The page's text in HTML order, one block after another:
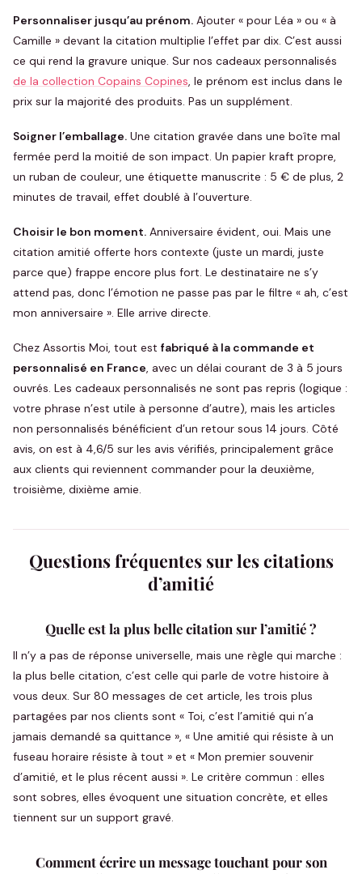
Personnaliser jusqu’au prénom. Ajouter « pour Léa » ou « à
Camille » devant la citation multiplie l’effet par dix. C’est aussi
ce qui rend la gravure unique. Sur nos cadeaux personnalisés
de la collection Copains Copines, le prénom est inclus dans le
prix sur la majorité des produits. Pas un supplément.
Soigner l’emballage. Une citation gravée dans une boîte mal
fermée perd la moitié de son impact. Un papier kraft propre,
un ruban de couleur, une étiquette manuscrite : 5 € de plus, 2
minutes de travail, effet doublé à l’ouverture.
Choisir le bon moment. Anniversaire évident, oui. Mais une
citation amitié offerte hors contexte (juste un mardi, juste
parce que) frappe encore plus fort. Le destinataire ne s’y
attend pas, donc l’émotion ne passe pas par le filtre « ah, c’est
mon anniversaire ». Elle arrive directe.
Chez Assortis Moi, tout est fabriqué à la commande et
personnalisé en France, avec un délai courant de 3 à 5 jours
ouvrés. Les cadeaux personnalisés ne sont pas repris (logique :
votre phrase n’est utile à personne d’autre), mais les articles
non personnalisés bénéficient d’un retour sous 14 jours. Côté
avis, on est à 4,6/5 sur les avis vérifiés, principalement grâce
aux clients qui reviennent commander pour la deuxième,
troisième, dixième amie.
Questions fréquentes sur les citations
d’amitié
Quelle est la plus belle citation sur l’amitié ?
Il n’y a pas de réponse universelle, mais une règle qui marche :
la plus belle citation, c’est celle qui parle de votre histoire à
vous deux. Sur 80 messages de cet article, les trois plus
partagées par nos clients sont « Toi, c’est l’amitié qui n’a
jamais demandé sa quittance », « Une amitié qui résiste à un
fuseau horaire résiste à tout » et « Mon premier souvenir
d’amitié, et le plus récent aussi ». Le critère commun : elles
sont sobres, elles évoquent une situation concrète, et elles
tiennent sur un support gravé.
Comment écrire un message touchant pour son